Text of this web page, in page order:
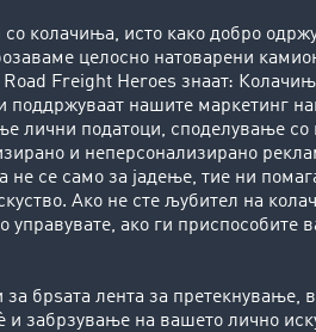
Sa odnosom tovara i tovarnog
daleko iznad
se za dobro raspoloženje
Evropi uvek garancija za
TimoCom, ima još
u kratkom vremenskom
toga su potrebni železnički
Kada je u pitanju transport
odnos tovara i tovarnog
usluga u oblasti